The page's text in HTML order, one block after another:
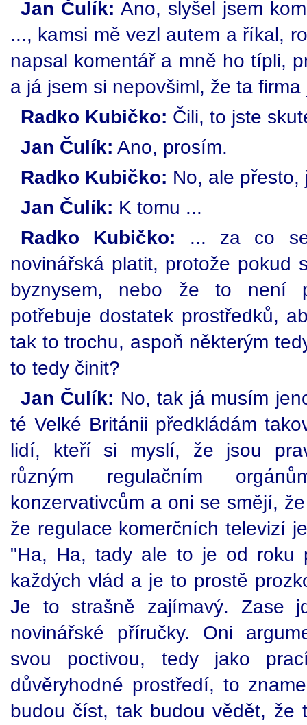
Jan Čulík: Ano, slyšel jsem
..., kamsi mě vezl autem a říkal,
napsal komentář a mně ho típli,
a já jsem si nepovšiml, že ta
Radko Kubičko: Čili, to jste
Jan Čulík: Ano, prosím.
Radko Kubičko: No, ale přesto,
Jan Čulík: K tomu ...
Radko Kubičko: ... za co
novinářská platit, protože pokud
byznysem, nebo že to není
potřebuje dostatek prostředků,
tak to trochu, aspoň některým
to tedy činit?
Jan Čulík: No, tak já musím
té Velké Británii předkládám
lidí, kteří si myslí, že jsou
různým regulačním
konzervativcům a oni se smějí,
že regulace komerčních televizí
"Ha, Ha, tady ale to je od roku
každých vlád a je to prostě
Je to strašně zajímavý. Zase
novinářské příručky. Oni
svou poctivou, tedy jako
důvěryhodné prostředí, to
budou číst, tak budou vědět, že